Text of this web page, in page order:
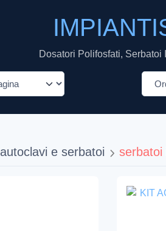
Dosatori Polifosfati, Serbatoi
autoclavi e serbatoi serbatoi